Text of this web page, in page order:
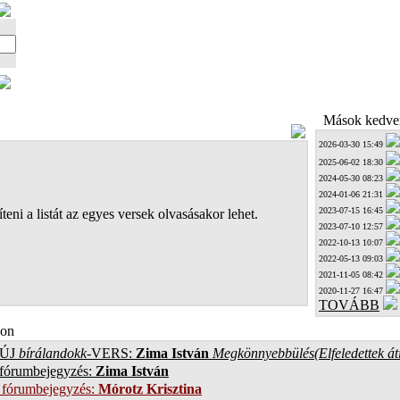
a listát az egyes versek olvasásakor lehet.
Mások
2026-03-30 15:49
2025-06-02 18:30
2024-05-30 08:23
2024-01-06 21:31
2023-07-15 16:45
2023-07-10 12:57
2022-10-13 10:07
2022-05-13 09:03
2021-11-05 08:42
2020-11-27 16:47
TOVÁBB
bírálandokk-VERS: Zima István Megkönnyebbülés(Elfeledettek
Zima István
Mórotz Krisztina